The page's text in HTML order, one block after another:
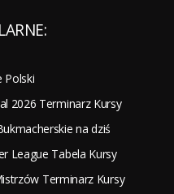
Polski
2026 Terminarz Kursy
na dziś
League Tabela Kursy
Terminarz Kursy